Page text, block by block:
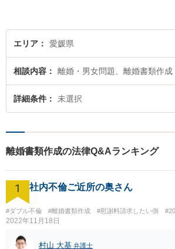
エリア 愛媛県
相談内容 離婚・男女問題、離婚書類作成
詳細条件 未選択
離婚書類作成の法律Q&Aランキング
1 社内不倫ご近所の奥さん
#ダブル不倫 #離婚書類作成 #慰謝料請求したい側
2022年11月18日
村山 大基 弁護士